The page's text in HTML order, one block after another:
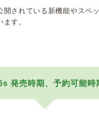
開されている新機能やスペ
す。
発売時期、予約可能時